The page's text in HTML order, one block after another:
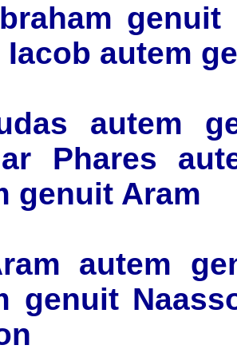
Iacob autem
autem
Phares
genuit Aram
autem
genuit